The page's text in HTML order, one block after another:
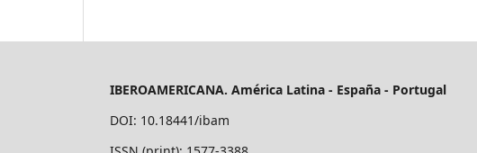
IBEROAMERICANA. América Latina - España - Portugal
DOI: 10.18441/ibam